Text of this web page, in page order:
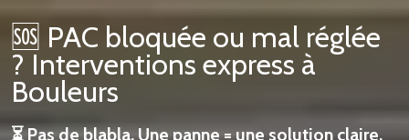
🆘 PAC bloquée ou mal réglée
? Interventions express à
Bouleurs
⏳ Pas de blabla. Une panne = une solution claire.